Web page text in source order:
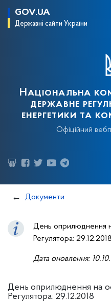
GOV.UA
Державні сайти України
Національна
державне
енергетики та
Офіційний
Документи
День оприлюднення
Регулятора: 29.12.2018
Дата оновлення:
День оприлюднення на
Регулятора: 29.12.2018